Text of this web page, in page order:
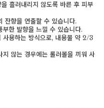
흘러내리지 않도록 바른 후 피부
잔향을 연출할 수 있습니다.
한 발향을 느낄 수 있습니다.
사용하는 방식으로, 내용물 약 2/3
않는 경우에는 롤러볼을 끼워 사